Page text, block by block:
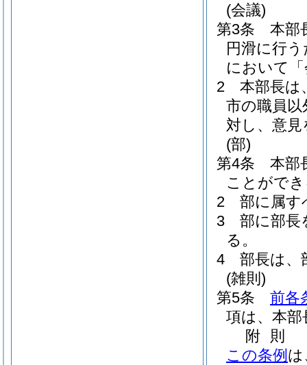
(会議)
第3条
本部
円滑に行
において
2
本部長は
市の職員
対し、意
(部)
第4条
本部
ことがで
2
部に属す
3
部に部長
る。
4
部長は、
(雑則)
第5条
前各
項は、本
附 則
この条例 は